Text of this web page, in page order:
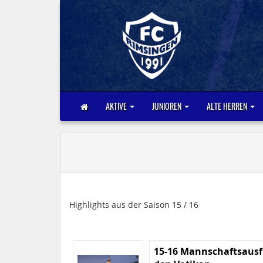
AKTIVE JUNIOREN ALTE HERREN
Highlights aus der Saison 15 / 16
15-16